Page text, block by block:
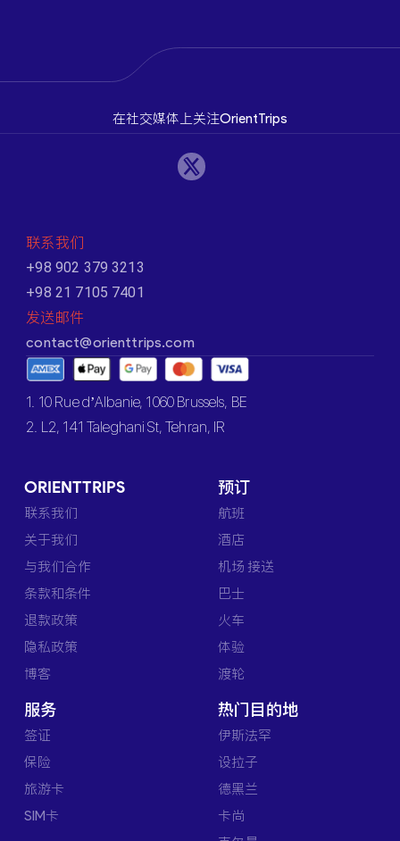
在社交媒体上关注OrientTrips
联系我们
+98 902 379 3213
+98 21 7105 7401
发送邮件
contact@orienttrips.com
1. 10 Rue d’Albanie, 1060 Brussels, BE
2. L2, 141 Taleghani St, Tehran, IR
ORIENTTRIPS
联系我们
关于我们
与我们合作
条款和条件
退款政策
隐私政策
博客
预订
航班
酒店
机场 接送
巴士
火车
体验
渡轮
服务
签证
保险
旅游卡
SIM卡
热门目的地
伊斯法罕
设拉子
德黑兰
卡尚